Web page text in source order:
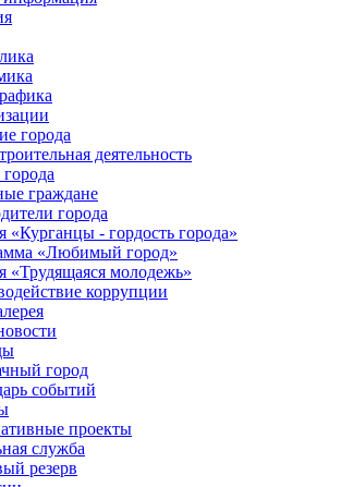
города
деятельность
граждане
города
«Курганцы - гордость города»
«Любимый город»
«Трудящаяся молодежь»
коррупции
город
событий
проекты
служба
резерв